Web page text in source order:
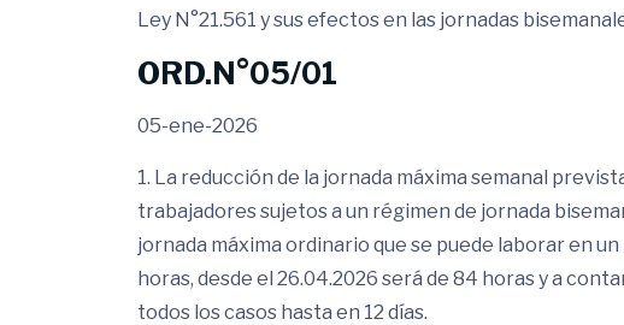
Ley N°21.561 y sus efectos en las jornadas
ORD.N°05/01
05-ene-2026
1. La reducción de la jornada máxima semanal
trabajadores sujetos a un régimen de jornada
jornada máxima ordinario que se puede laborar en
horas, desde el 26.04.2026 será de 84 horas y a
todos los casos hasta en 12 días.